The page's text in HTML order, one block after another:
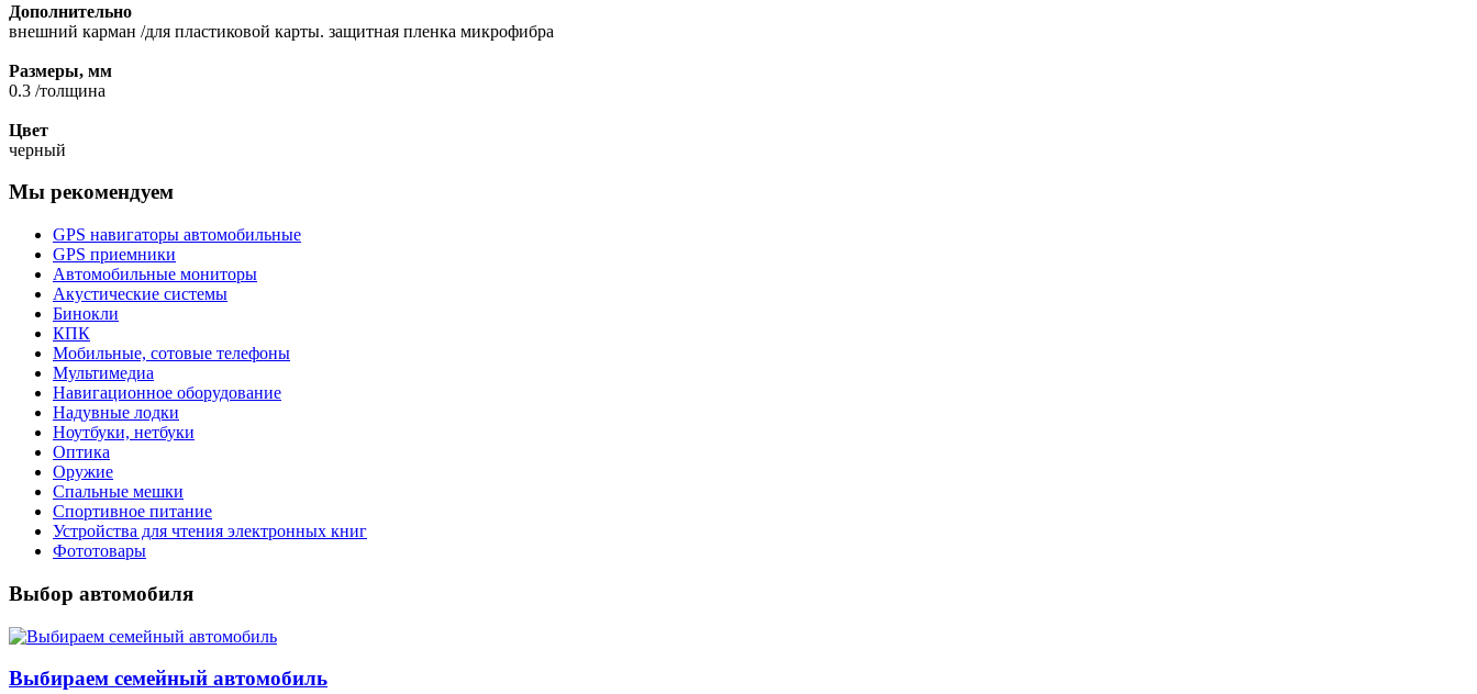
Дополнительно
внешний карман /для пластиковой карты. защитная пленка микрофибра
Размеры, мм
0.3 /толщина
Цвет
черный
Мы рекомендуем
GPS навигаторы автомобильные
GPS приемники
Автомобильные мониторы
Акустические системы
Бинокли
КПК
Мобильные, сотовые телефоны
Мультимедиа
Навигационное оборудование
Надувные лодки
Ноутбуки, нетбуки
Оптика
Оружие
Спальные мешки
Спортивное питание
Устройства для чтения электронных книг
Фототовары
Выбор автомобиля
Выбираем семейный автомобиль